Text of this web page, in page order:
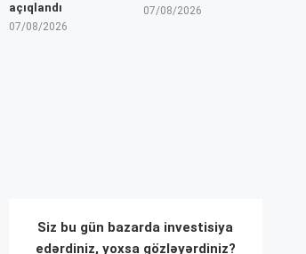
açıqlandı
07/08/2026
07/08/2026
Siz bu gün bazarda investisiya
edərdiniz, yoxsa gözləyərdiniz?